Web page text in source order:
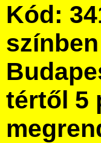
Kód:
tértől 5